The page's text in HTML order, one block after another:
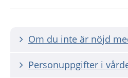
Om du inte är nöjd
Personuppgifter i